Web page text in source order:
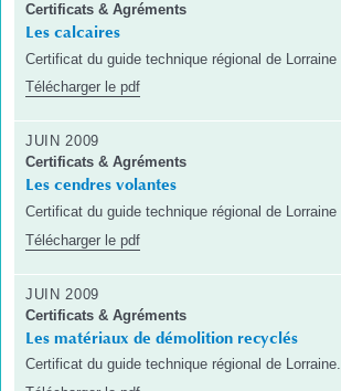
Certificats & Agréments
Les calcaires
Certificat du guide technique régional de Lorraine
Télécharger le pdf
JUIN 2009
Certificats & Agréments
Les cendres volantes
Certificat du guide technique régional de Lorraine
Télécharger le pdf
JUIN 2009
Certificats & Agréments
Les matériaux de démolition recyclés
Certificat du guide technique régional de Lorraine.